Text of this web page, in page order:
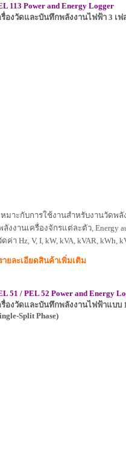
113 Power and Energy Logger
รื่องวัดและบันทึกพลังงานไฟฟ้า 3 เ
หมาะกับการใช้งานสำหรับงานวัดพ
ลังงานเครื่องจักรแต่ละตัว, Energy
ดค่า Hz, V, I, kW, kVA, kVAR, kWh,
ายละเอียดสินค้าเพิ่มเติม
51 / PEL 52 Power and Energy
รื่องวัดและบันทึกพลังงานไฟฟ้าแบบ
Split Phase)